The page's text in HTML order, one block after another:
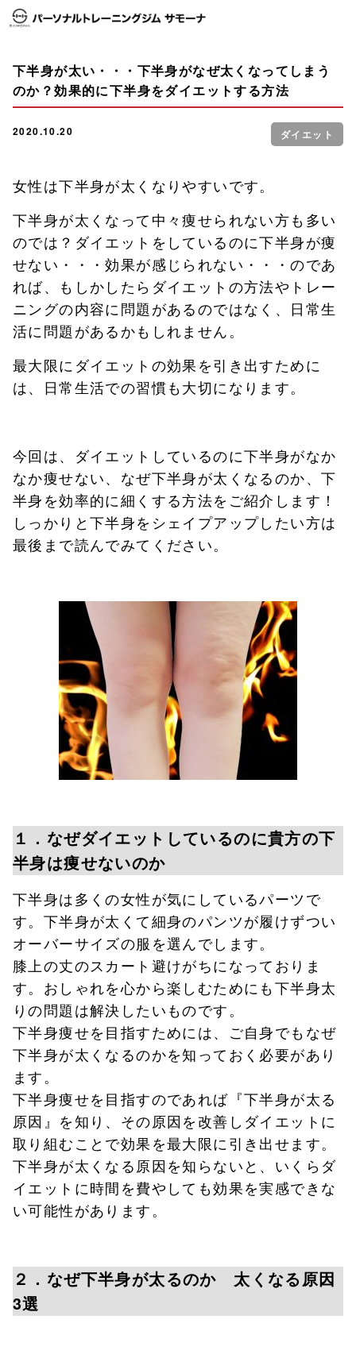
下半身が太い・・・下半身がなぜ太くなってしまう
のか？効果的に下半身をダイエットする方法
2020.10.20 ダイエット
女性は下半身が太くなりやすいです。
下半身が太くなって中々痩せられない方も多い
のでは？ダイエットをしているのに下半身が痩
せない・・・効果が感じられない・・・のであ
れば、もしかしたらダイエットの方法やトレー
ニングの内容に問題があるのではなく、日常生
活に問題があるかもしれません。
最大限にダイエットの効果を引き出すために
は、日常生活での習慣も大切になります。
今回は、ダイエットしているのに下半身がなか
なか痩せない、なぜ下半身が太くなるのか、下
半身を効率的に細くする方法をご紹介します！
しっかりと下半身をシェイプアップしたい方は
最後まで読んでみてください。
１．なぜダイエットしているのに貴方の下
半身は痩せないのか
下半身は多くの女性が気にしているパーツで
す。下半身が太くて細身のパンツが履けずつい
オーバーサイズの服を選んでします。
膝上の丈のスカート避けがちになっておりま
す。おしゃれを心から楽しむためにも下半身太
りの問題は解決したいものです。
下半身痩せを目指すためには、ご自身でもなぜ
下半身が太くなるのかを知っておく必要があり
ます。
下半身痩せを目指すのであれば『下半身が太る
原因』を知り、その原因を改善しダイエットに
取り組むことで効果を最大限に引き出せます。
下半身が太くなる原因を知らないと、いくらダ
イエットに時間を費やしても効果を実感できな
い可能性があります。
２．なぜ下半身が太るのか 太くなる原因
3選